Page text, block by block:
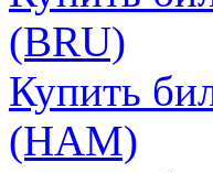
(BRU)
Купить
(HAM)